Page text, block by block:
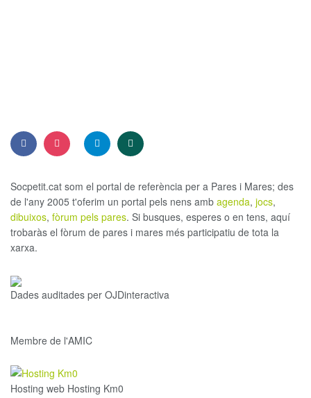
Socpetit.cat som el portal de referència per a Pares i Mares; des
de l'any 2005 t'oferim un portal pels nens amb agenda, jocs,
dibuixos, fòrum pels pares. Si busques, esperes o en tens, aquí
trobaràs el fòrum de pares i mares més participatiu de tota la
xarxa.
Dades auditades per OJDinteractiva
Membre de l'AMIC
Hosting web Hosting Km0